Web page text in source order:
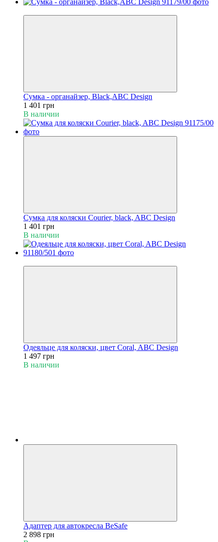
Сумка - органайзер, Black,ABC Design
1 401 грн
В наличии
Сумка для коляски Courier, black, ABC Design
1 401 грн
В наличии
Одеяльце для коляски, цвет Coral, ABC Design
1 497 грн
В наличии
Адаптер для автокресла BeSafe
2 898 грн